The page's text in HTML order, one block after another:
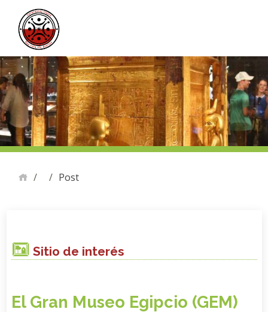
Post
Sitio de interés
El Gran Museo Egipcio (GEM)